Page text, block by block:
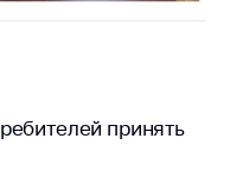
принять